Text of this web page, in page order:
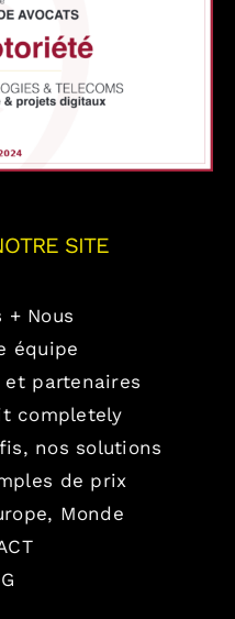
SITE
+ Nous
équipe
et partenaires
completely
nos solutions
de prix
Monde